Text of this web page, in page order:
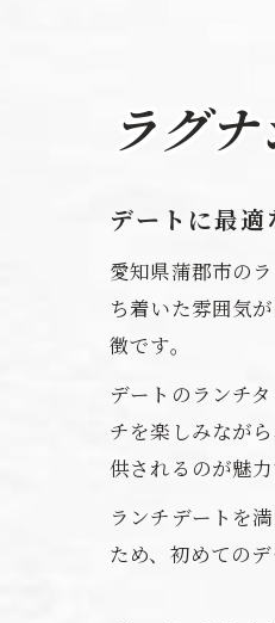
ラグ
デートに最
愛知県蒲郡市の
ち着いた雰囲気
徴です。
デートのランチ
チを楽しみなが
供されるのが魅力
ランチデートを
ため、初めての